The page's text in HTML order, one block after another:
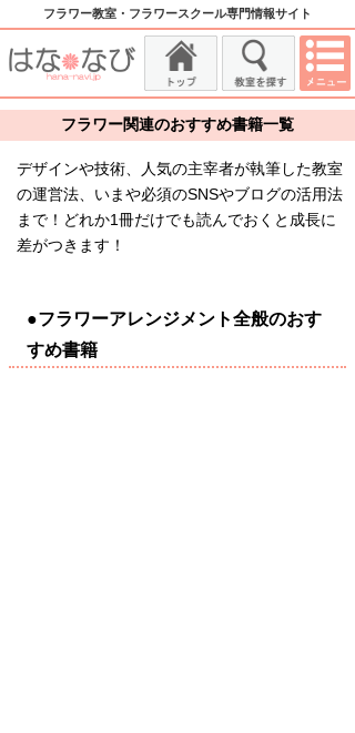
フラワー教室・フラワースクール専門情報サイト
フラワー関連のおすすめ書籍一覧
デザインや技術、人気の主宰者が執筆した教室
の運営法、いまや必須のSNSやブログの活用法
まで！どれか1冊だけでも読んでおくと成長に
差がつきます！
●フラワーアレンジメント全般のおす
すめ書籍